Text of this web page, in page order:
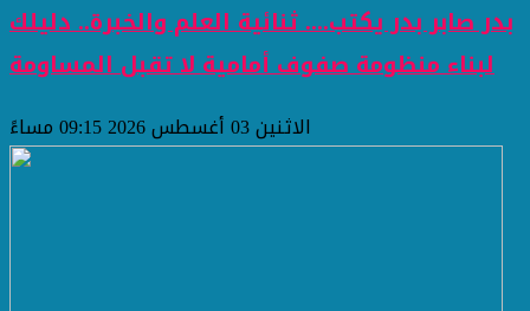
بدر صابر بدر يكتب.... ثنائية العلم والخبرة.. دليلك
لبناء منظومة صفوف أمامية لا تقبل المساومة
الاثنين 03 أغسطس 2026 09:15 مساءً